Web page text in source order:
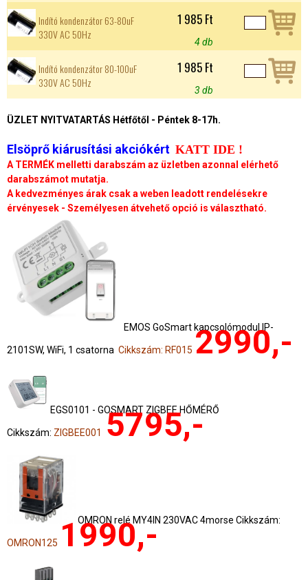
Indító kondenzátor 63-80uF
330V AC 50Hz
1 985 Ft
4 db
Indító kondenzátor 80-100uF
330V AC 50Hz
1 985 Ft
3 db
ÜZLET NYITVATARTÁS Hétfőtől - Péntek 8-17h.
Elsöprő kiárusítási akciókért KATT IDE !
A TERMÉK melletti darabszám az üzletben azonnal elérhető
darabszámot mutatja.
A kedvezményes árak csak a weben leadott rendelésekre
érvényesek - Személyesen átvehető opció is választható.
EMOS GoSmart kapcsolómodul IP-
2101SW, WiFi, 1 csatorna Cikkszám: RF015 2990,-
EGS0101 - GOSMART ZIGBEE HŐMÉRŐ
Cikkszám: ZIGBEE001 5795,-
OMRON relé MY4IN 230VAC 4morse Cikkszám:
OMRON125 1990,-